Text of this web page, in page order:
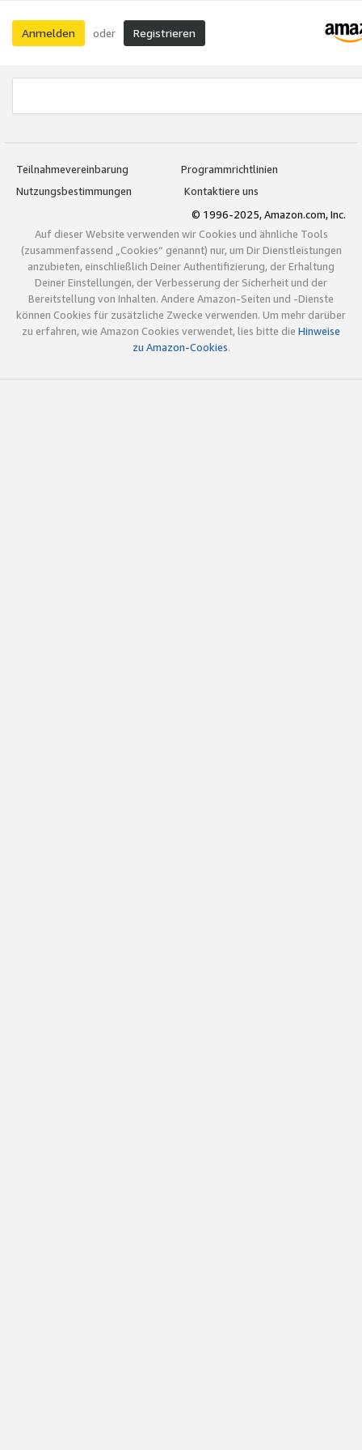
Anmelden oder Registrieren
Teilnahmevereinbarung
Programmrichtlinien
Nutzungsbestimmungen
Kontaktiere uns
© 1996-2025, Amazon.com, Inc.
Auf dieser Website verwenden wir Cookies und ähnliche Tools
(zusammenfassend „Cookies“ genannt) nur, um Dir Dienstleistungen
anzubieten, einschließlich Deiner Authentifizierung, der Erhaltung
Deiner Einstellungen, der Verbesserung der Sicherheit und der
Bereitstellung von Inhalten. Andere Amazon-Seiten und -Dienste
können Cookies für zusätzliche Zwecke verwenden. Um mehr darüber
zu erfahren, wie Amazon Cookies verwendet, lies bitte die Hinweise
zu Amazon-Cookies.